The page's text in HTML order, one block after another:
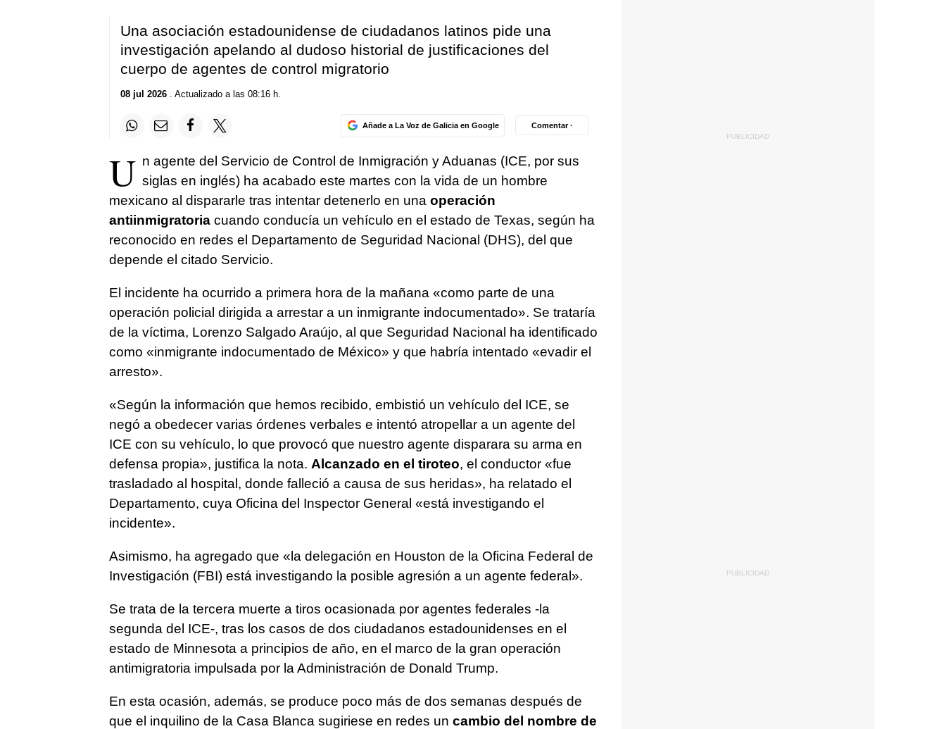
Una asociación estadounidense de ciudadanos latinos pide una
investigación apelando al dudoso historial de justificaciones del
cuerpo de agentes de control migratorio
08 jul 2026. Actualizado a las 08:16 h.
Añade a La Voz de Galicia en Google Comentar ·
U n agente del Servicio de Control de Inmigración y Aduanas (ICE, por sus
siglas en inglés) ha acabado este martes con la vida de un hombre
mexicano al dispararle tras intentar detenerlo en una operación
antiinmigratoriacuando conducía un vehículo en el estado de Texas, según ha
reconocido en redes el Departamento de Seguridad Nacional (DHS), del que
depende el citado Servicio.
El incidente ha ocurrido a primera hora de la mañana «como parte de una
operación policial dirigida a arrestar a un inmigrante indocumentado». Se trataría
de la víctima, Lorenzo Salgado Araújo, al que Seguridad Nacional ha identificado
como «inmigrante indocumentado de México» y que habría intentado «evadir el
arresto».
«Según la información que hemos recibido, embistió un vehículo del ICE, se
negó a obedecer varias órdenes verbales e intentó atropellar a un agente del
ICE con su vehículo, lo que provocó que nuestro agente disparara su arma en
defensa propia», justifica la nota. Alcanzado en el tiroteo, el conductor «fue
trasladado al hospital, donde falleció a causa de sus heridas», ha relatado el
Departamento, cuya Oficina del Inspector General «está investigando el
incidente».
Asimismo, ha agregado que «la delegación en Houston de la Oficina Federal de
Investigación (FBI) está investigando la posible agresión a un agente federal».
Se trata de la tercera muerte a tiros ocasionada por agentes federales -la
segunda del ICE-, tras los casos de dos ciudadanos estadounidenses en el
estado de Minnesota a principios de año, en el marco de la gran operación
antimigratoria impulsada por la Administración de Donald Trump.
En esta ocasión, además, se produce poco más de dos semanas después de
que el inquilino de la Casa Blanca sugiriese en redes un cambio del nombre de